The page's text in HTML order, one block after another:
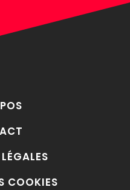
COOKIES